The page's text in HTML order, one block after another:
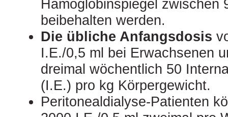
Hämoglobinspiegel zwischen
beibehalten werden.
Die übliche Anfangsdosis
I.E./0,5 ml bei Erwachsenen
dreimal wöchentlich 50
(I.E.) pro kg Körpergewicht.
Peritonealdialyse-Patienten